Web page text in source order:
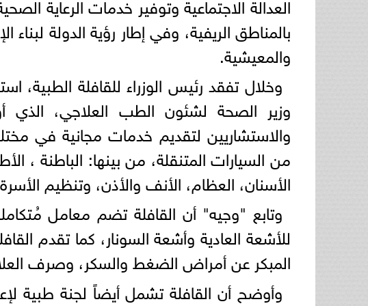
بالمناطق الريفية، وفي إطار رؤية الدولة
والمعيشية.
وخلال تفقد رئيس الوزراء للقافلة الطبية،
وزير الصحة لشئون الطب العلاجي،
والاستشاريين لتقديم خدمات مجانية في
من السيارات المتنقلة، من بينها: الباطنة ،
الأسنان، العظام، الأنف والأذن، وتنظيم
وتابع "وجيه" أن القافلة تضم معامل
للأشعة العادية وأشعة السونار، كما تقدم
المبكر عن أمراض الضغط والسكر، وصرف
وأوضح أن القافلة تشمل أيضاً لجنة طبية